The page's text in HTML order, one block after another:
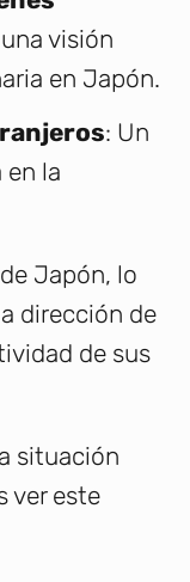
visión
en Japón.
: Un
la
Japón, lo
dirección de
de sus
situación
ver este